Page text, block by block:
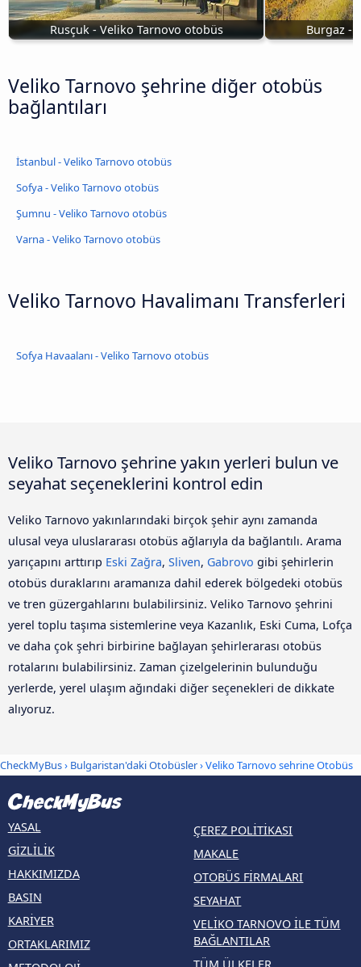
Rusçuk - Veliko Tarnovo otobüs Burgaz -
Veliko Tarnovo şehrine diğer otobüs
bağlantıları
İstanbul - Veliko Tarnovo otobüs
Sofya - Veliko Tarnovo otobüs
Şumnu - Veliko Tarnovo otobüs
Varna - Veliko Tarnovo otobüs
Veliko Tarnovo Havalimanı Transferleri
Sofya Havaalanı - Veliko Tarnovo otobüs
Veliko Tarnovo şehrine yakın yerleri bulun ve
seyahat seçeneklerini kontrol edin
Veliko Tarnovo yakınlarındaki birçok şehir aynı zamanda
ulusal veya uluslararası otobüs ağlarıyla da bağlantılı. Arama
yarıçapını arttırıp Eski Zağra, Sliven, Gabrovo gibi şehirlerin
otobüs duraklarını aramanıza dahil ederek bölgedeki otobüs
ve tren güzergahlarını bulabilirsiniz. Veliko Tarnovo şehrini
yerel toplu taşıma sistemlerine veya Kazanlık, Eski Cuma, Lofça
ve daha çok şehri birbirine bağlayan şehirlerarası otobüs
rotalarını bulabilirsiniz. Zaman çizelgelerinin bulunduğu
yerlerde, yerel ulaşım ağındaki diğer seçenekleri de dikkate
alıyoruz.
CheckMyBus› Bulgaristan'daki Otobüsler› Veliko Tarnovo sehrine Otobüs
YASAL
GIZLILIK
HAKKIMIZDA
BASIN
KARIYER
ORTAKLARIMIZ
ÇEREZ POLITIKASI
MAKALE
OTOBÜS FIRMALARI
SEYAHAT
VELIKO TARNOVO ILE TÜM
BAĞLANTILAR